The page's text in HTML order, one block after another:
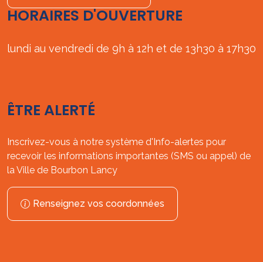
HORAIRES D'OUVERTURE
lundi au vendredi de 9h à 12h et de 13h30 à 17h30
ÊTRE ALERTÉ
Inscrivez-vous à notre système d'Info-alertes pour
recevoir les informations importantes (SMS ou appel) de
la Ville de Bourbon Lancy
Renseignez vos coordonnées